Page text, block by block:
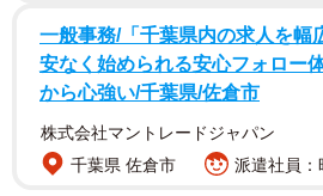
一般事務/「千葉県内の求人を幅
安なく始められる安心フォロー
から心強い/千葉県/佐倉市
株式会社マントレードジャパン
千葉県 佐倉市
派遣社員：